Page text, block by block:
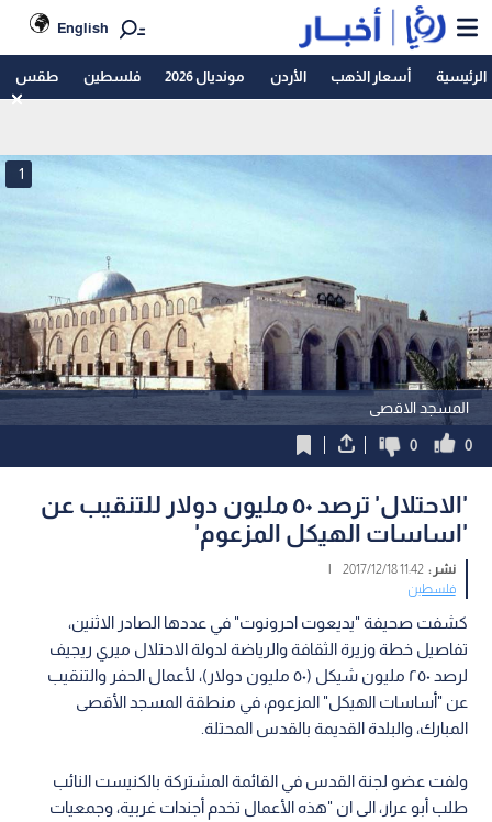
English
الرئيسية أسعار الذهب الأردن مونديال 2026 فلسطين طقس
المسجد الاقصى
1
0
0
'الاحتلال' ترصد ٥٠ مليون دولار للتنقيب عن
'اساسات الهيكل المزعوم'
نشر :11:42 2017/12/18
|
فلسطين
كشفت صحيفة "يديعوت احرونوت" في عددها الصادر الاثنين،
تفاصيل خطة وزيرة الثقافة والرياضة لدولة الاحتلال ميري ريجيف
لرصد ٢٥٠ مليون شيكل (٥٠ مليون دولار)، لأعمال الحفر والتنقيب
عن "أساسات الهيكل" المزعوم، في منطقة المسجد الأقصى
المبارك، والبلدة القديمة بالقدس المحتلة.
ولفت عضو لجنة القدس في القائمة المشتركة بالكنيست النائب
طلب أبو عرار، الى ان "هذه الأعمال تخدم أجندات غربية، وجمعيات